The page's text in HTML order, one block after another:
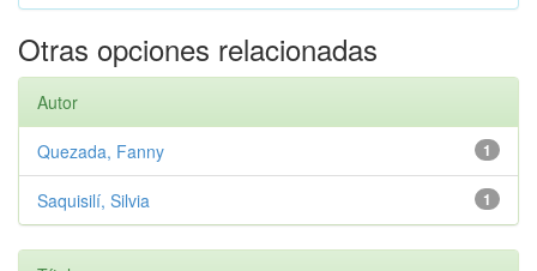
Otras opciones relacionadas
Autor
1
Quezada, Fanny
1
Saquisilí, Silvia